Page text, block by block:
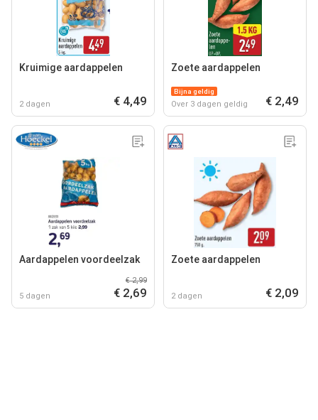
Kruimige aardappelen
2 dagen € 4,49
Zoete aardappelen
Bijna geldig
Over 3 dagen geldig € 2,49
Aardappelen voordeelzak
5 dagen
€ 2,99
€ 2,69
Zoete aardappelen
2 dagen € 2,09